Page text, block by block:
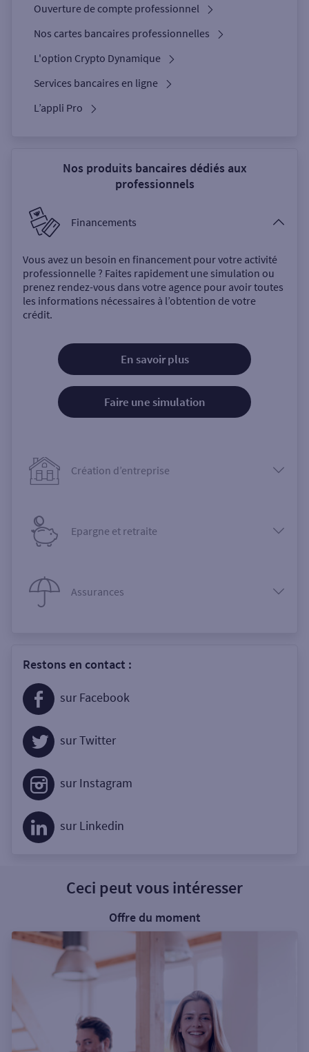
Ouverture de compte professionnel
Nos cartes bancaires professionnelles
L'option Crypto Dynamique
Services bancaires en ligne
L’appli Pro
Nos produits bancaires dédiés aux
professionnels
Financements
Vous avez un besoin en financement pour votre activité
professionnelle ? Faites rapidement une simulation ou
prenez rendez-vous dans votre agence pour avoir toutes
les informations nécessaires à l’obtention de votre
crédit.
En savoir plus
Faire une simulation
Création d’entreprise
Epargne et retraite
Assurances
Restons en contact :
sur Facebook
sur Twitter
sur Instagram
sur Linkedin
Ceci peut vous intéresser
Offre du moment